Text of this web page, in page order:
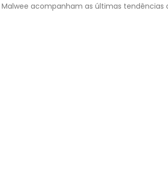
acompanham as últimas